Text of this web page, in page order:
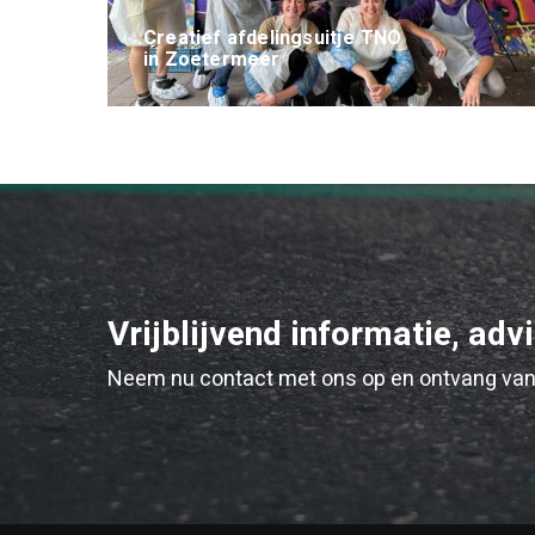
Creatief afdelingsuitje TNO
in Zoetermeer
Vrijblijvend informatie,
Neem nu contact met ons op en ontvang